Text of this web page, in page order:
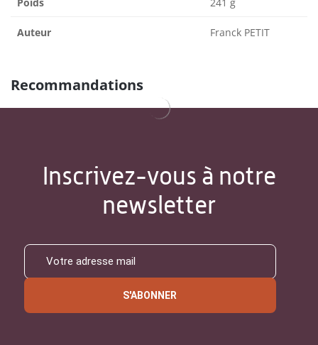
Auteur Franck PETIT
Recommandations
Inscrivez-vous à notre
newsletter
S'ABONNER